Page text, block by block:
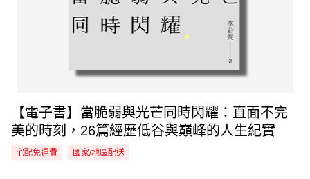
【電子書】當脆弱與光芒同時閃耀：直面不完
美的時刻，26篇經歷低谷與巔峰的人生紀實
宅配免運費 國家/地區配送